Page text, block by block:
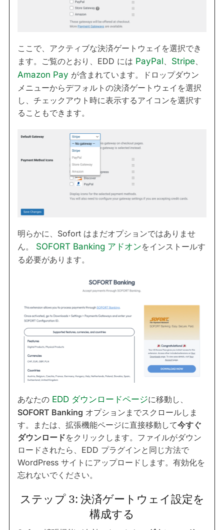
ここで、アクティブな決済ゲートウェイを選択でき
ます。ご覧のとおり、EDD には PayPal Stripe
Amazon Pay が含まれています。ドロップダウン
メニューからデフォルトの決済ゲートウェイを選択
し、チェックアウト時に表示するアイコンを選択す
ることもできます。
明らかに、Sofort はまだオプションではありませ
ん。 SOFORT Banking アドオンをインストールす
る必要があります。
あなたの EDD ダウンロードページに移動し、
SOFORT Banking オプションまでスクロールしま
す。または、拡張機能ページに直接移動して今すぐ
ダウンロードをクリックします。ファイルがダウン
ロードされたら、EDD プラグインと同じ方法で
WordPress サイトにアップロードします。有効化を
忘れないでください。
ステップ 3: 決済ゲートウェイ設定を
構成する